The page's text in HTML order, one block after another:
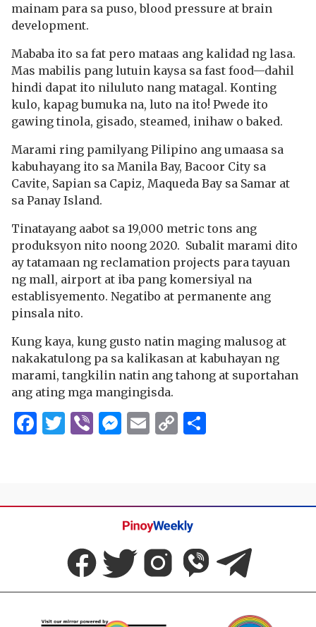
mainam para sa puso, blood pressure at brain
development.
Mababa ito sa fat pero mataas ang kalidad ng lasa.
Mas mabilis pang lutuin kaysa sa fast food—dahil
hindi dapat ito niluluto nang matagal. Konting
kulo, kapag bumuka na, luto na ito! Pwede ito
gawing tinola, gisado, steamed, inihaw o baked.
Marami ring pamilyang Pilipino ang umaasa sa
kabuhayang ito sa Manila Bay, Bacoor City sa
Cavite, Sapian sa Capiz, Maqueda Bay sa Samar at
sa Panay Island.
Tinatayang aabot sa 19,000 metric tons ang
produksyon nito noong 2020. Subalit marami dito
ay tatamaan ng reclamation projects para tayuan
ng mall, airport at iba pang komersiyal na
establisyemento. Negatibo at permanente ang
pinsala nito.
Kung kaya, kung gusto natin maging malusog at
nakakatulong pa sa kalikasan at kabuhayan ng
marami, tangkilin natin ang tahong at suportahan
ang ating mga mangingisda.
Facebook
Twitter
ViberMessenger
Email
Copy
Pinoy
Weekly